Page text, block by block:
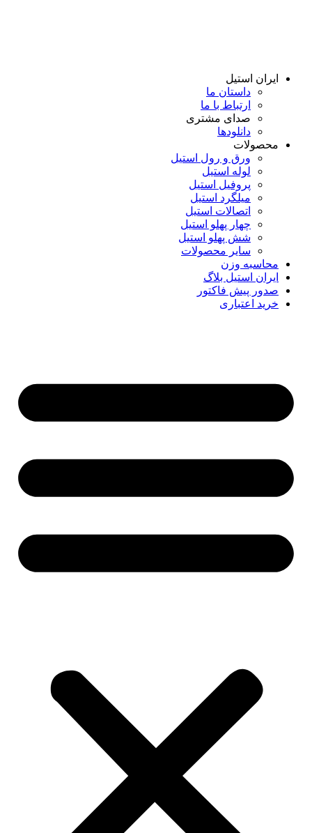
ایران استیل
داستان ما
ارتباط با ما
صدای مشتری
دانلود‌ها
محصولات
ورق و رول استیل
لوله استیل
پروفیل استیل
میلگرد استیل
اتصالات استیل
چهار پهلو استیل
شش پهلو استیل
سایر محصولات
محاسبه وزن
ایران استیل بلاگ
صدور پیش فاکتور
خرید اعتباری